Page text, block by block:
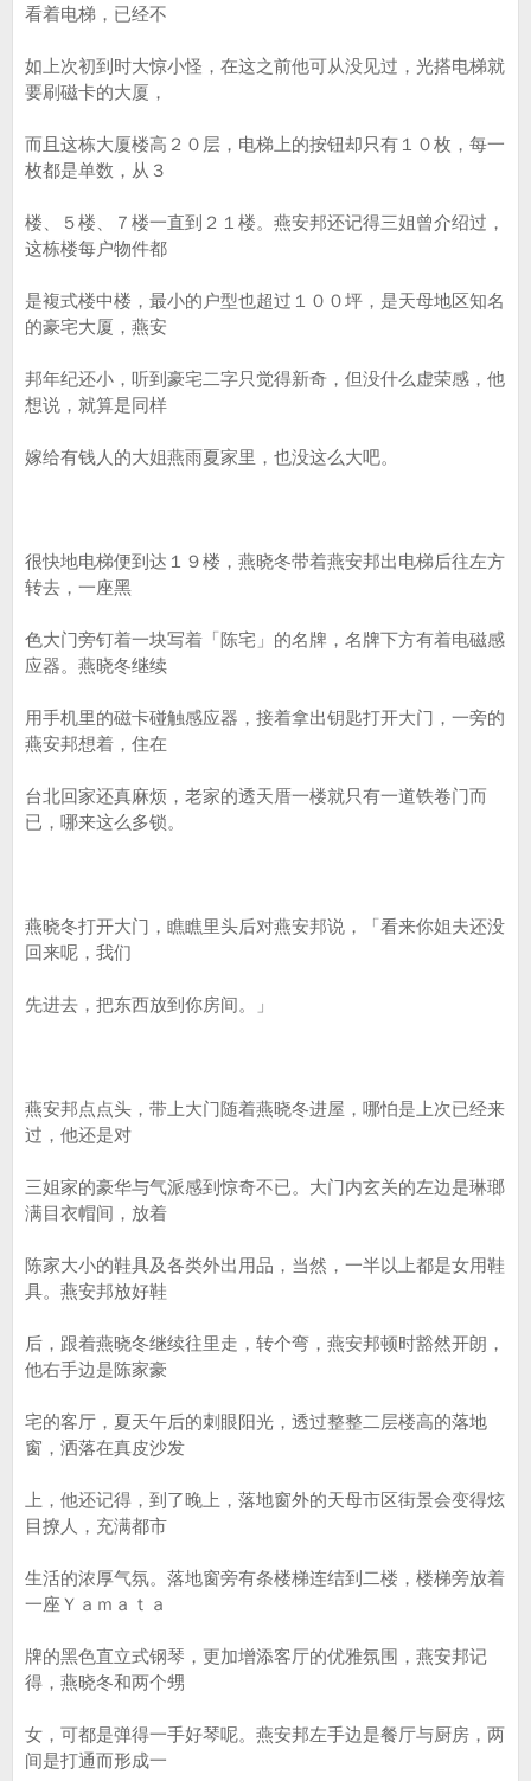
看着电梯，已经不
如上次初到时大惊小怪，在这之前他可从没见过，光搭电梯就
要刷磁卡的大厦，
而且这栋大厦楼高２０层，电梯上的按钮却只有１０枚，每一
枚都是单数，从３
楼、５楼、７楼一直到２１楼。燕安邦还记得三姐曾介绍过，
这栋楼每户物件都
是複式楼中楼，最小的户型也超过１００坪，是天母地区知名
的豪宅大厦，燕安
邦年纪还小，听到豪宅二字只觉得新奇，但没什么虚荣感，他
想说，就算是同样
嫁给有钱人的大姐燕雨夏家里，也没这么大吧。
很快地电梯便到达１９楼，燕晓冬带着燕安邦出电梯后往左方
转去，一座黑
色大门旁钉着一块写着「陈宅」的名牌，名牌下方有着电磁感
应器。燕晓冬继续
用手机里的磁卡碰触感应器，接着拿出钥匙打开大门，一旁的
燕安邦想着，住在
台北回家还真麻烦，老家的透天厝一楼就只有一道铁卷门而
已，哪来这么多锁。
燕晓冬打开大门，瞧瞧里头后对燕安邦说，「看来你姐夫还没
回来呢，我们
先进去，把东西放到你房间。」
燕安邦点点头，带上大门随着燕晓冬进屋，哪怕是上次已经来
过，他还是对
三姐家的豪华与气派感到惊奇不已。大门内玄关的左边是琳瑯
满目衣帽间，放着
陈家大小的鞋具及各类外出用品，当然，一半以上都是女用鞋
具。燕安邦放好鞋
后，跟着燕晓冬继续往里走，转个弯，燕安邦顿时豁然开朗，
他右手边是陈家豪
宅的客厅，夏天午后的刺眼阳光，透过整整二层楼高的落地
窗，洒落在真皮沙发
上，他还记得，到了晚上，落地窗外的天母市区街景会变得炫
目撩人，充满都市
生活的浓厚气氛。落地窗旁有条楼梯连结到二楼，楼梯旁放着
一座Ｙａｍａｔａ
牌的黑色直立式钢琴，更加增添客厅的优雅氛围，燕安邦记
得，燕晓冬和两个甥
女，可都是弹得一手好琴呢。燕安邦左手边是餐厅与厨房，两
间是打通而形成一